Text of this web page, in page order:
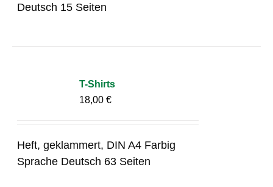
Deutsch 15 Seiten
T-Shirts
18,00€
Heft, geklammert, DIN A4 Farbig
Sprache Deutsch 63 Seiten